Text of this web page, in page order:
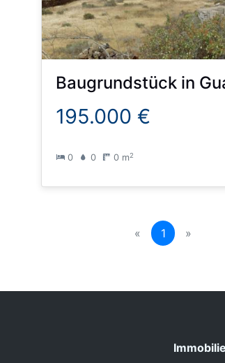
Baugrundstück in
195.000 €
0 0 0 m2
« 1(current)
»